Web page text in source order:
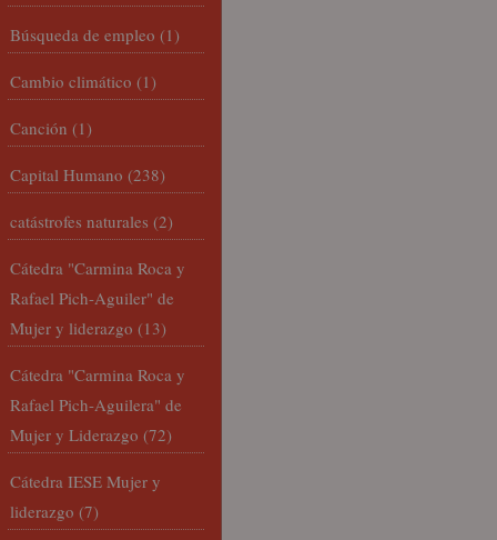
Búsqueda de empleo (1)
Cambio climático (1)
Canción (1)
Capital Humano (238)
catástrofes naturales (2)
Cátedra "Carmina Roca y
Rafael Pich-Aguiler" de
Mujer y liderazgo (13)
Cátedra "Carmina Roca y
Rafael Pich-Aguilera" de
Mujer y Liderazgo (72)
Cátedra IESE Mujer y
liderazgo (7)